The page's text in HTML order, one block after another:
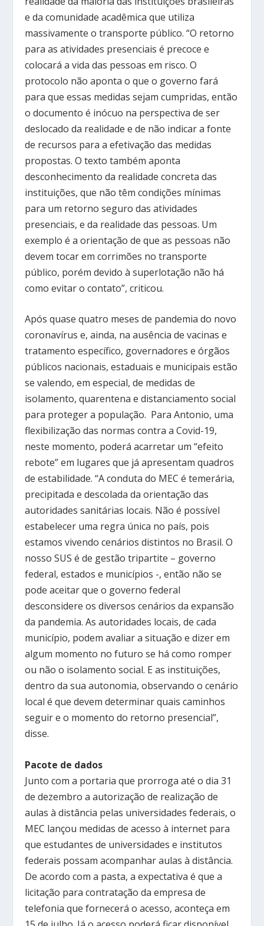
e da comunidade acadêmica que utiliza
massivamente o transporte público. “O retorno
para as atividades presenciais é precoce e
colocará a vida das pessoas em risco. O
protocolo não aponta o que o governo fará
para que essas medidas sejam cumpridas, então
o documento é inócuo na perspectiva de ser
deslocado da realidade e de não indicar a fonte
de recursos para a efetivação das medidas
propostas. O texto também aponta
desconhecimento da realidade concreta das
instituições, que não têm condições mínimas
para um retorno seguro das atividades
presenciais, e da realidade das pessoas. Um
exemplo é a orientação de que as pessoas não
devem tocar em corrimões no transporte
público, porém devido à superlotação não há
como evitar o contato”, criticou.
Após quase quatro meses de pandemia do novo
coronavírus e, ainda, na ausência de vacinas e
tratamento específico, governadores e órgãos
públicos nacionais, estaduais e municipais estão
se valendo, em especial, de medidas de
isolamento, quarentena e distanciamento social
para proteger a população. Para Antonio, uma
flexibilização das normas contra a Covid-19,
neste momento, poderá acarretar um “efeito
rebote” em lugares que já apresentam quadros
de estabilidade. “A conduta do MEC é temerária,
precipitada e descolada da orientação das
autoridades sanitárias locais. Não é possível
estabelecer uma regra única no país, pois
estamos vivendo cenários distintos no Brasil. O
nosso SUS é de gestão tripartite – governo
federal, estados e municípios -, então não se
pode aceitar que o governo federal
desconsidere os diversos cenários da expansão
da pandemia. As autoridades locais, de cada
município, podem avaliar a situação e dizer em
algum momento no futuro se há como romper
ou não o isolamento social. E as instituições,
dentro da sua autonomia, observando o cenário
local é que devem determinar quais caminhos
seguir e o momento do retorno presencial”,
disse.
Pacote de dados
Junto com a portaria que prorroga até o dia 31
de dezembro a autorização de realização de
aulas à distância pelas universidades federais, o
MEC lançou medidas de acesso à internet para
que estudantes de universidades e institutos
federais possam acompanhar aulas à distância.
De acordo com a pasta, a expectativa é que a
licitação para contratação da empresa de
telefonia que fornecerá o acesso, aconteça em